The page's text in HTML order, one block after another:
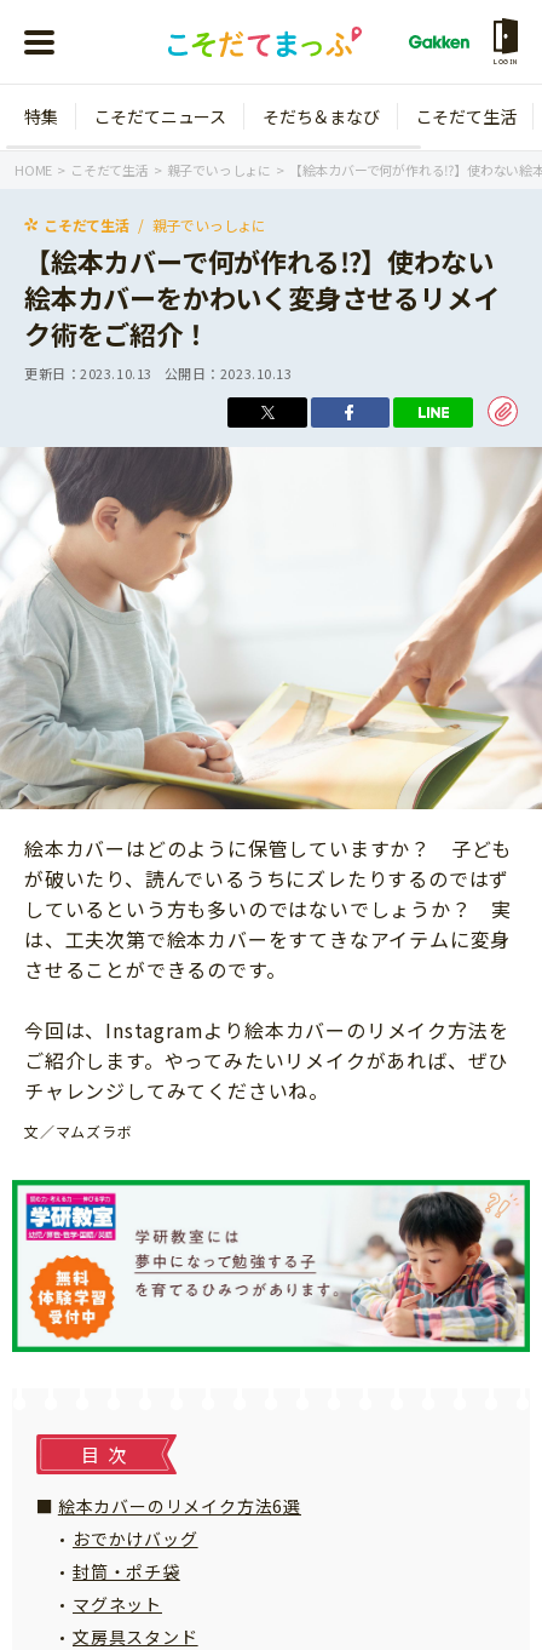
LOGIN
年齢から探す
3歳
年中
小学1年生
小学3年生
小学5年生
こそだてニュース
イベント
ニュース
そだち＆まなび
ワーク・ドリル
幼稚園・保育園
小学校
科学・プログラミング
教育・学習
絵本・読み聞かせ
自由研究・工作
読書感想文
本・読書
運動・あそび・ゲーム
習い事
知育
こそだて生活
住まい
ファッション・美容
行事・イベント
トラブル
親子でいっしょに
人間関係
おでかけ
家族
マネー
健康
こそだてマンガ
「こそだてまっぷ」とは
特集 こそだてニュース そだち＆まなび こそだて生活
HOME こそだて生活 親子でいっしょに 【絵本カバーで何が作れる⁉】使わない
こそだて生活 親子でいっしょに
【絵本カバーで何が作れる⁉】使わない
絵本カバーをかわいく変身させるリメイ
ク術をご紹介！
更新日：2023.10.13 公開日： 2023.10.13
絵本カバーはどのように保管していますか？ 子ども
が破いたり、読んでいるうちにズレたりするのではず
しているという方も多いのではないでしょうか？ 実
は、工夫次第で絵本カバーをすてきなアイテムに変身
させることができるのです。
今回は、Instagramより絵本カバーのリメイク方法を
ご紹介します。やってみたいリメイクがあれば、ぜひ
チャレンジしてみてくださいね。
文／マムズラボ
目次
絵本カバーのリメイク方法6選
おでかけバッグ
封筒・ポチ袋
マグネット
文房具スタンド